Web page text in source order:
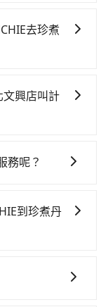
早06:05一直到
可搭乘。假設
並於月台排隊
均28分）的高
地。全程加上
恣意繞路。但
每人平均花費
，預約tripool還
去珍煮
最重要的是你
的iRent應該是
店的花費預估為
汽車保險與可
只提供最基本的
詬病的就是車
文興店叫計
如果在路邊攔不
元間，但如改
慮到回程，新
約有27%會採
務呢？
人數或行李超過
實際攜帶的行
歲以下的孩童
到珍煮丹
接送，車內除